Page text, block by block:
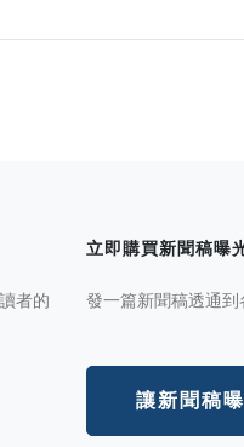
者的
立即購買新聞稿曝
發一篇新聞稿透通到
讓新聞稿